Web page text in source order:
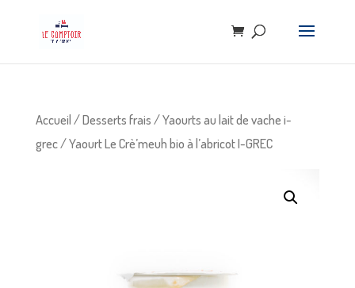
Accueil/Desserts frais/Yaourts au lait de vache i-
grec/ Yaourt Le Crè’meuh bio à l’abricot I-GREC